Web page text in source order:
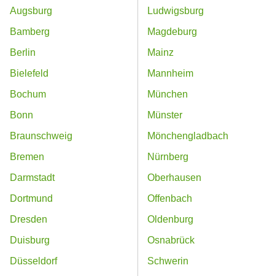
Augsburg
Bamberg
Berlin
Bielefeld
Bochum
Bonn
Braunschweig
Bremen
Darmstadt
Dortmund
Dresden
Duisburg
Düsseldorf
Ludwigsburg
Magdeburg
Mainz
Mannheim
München
Münster
Mönchengladbach
Nürnberg
Oberhausen
Offenbach
Oldenburg
Osnabrück
Schwerin